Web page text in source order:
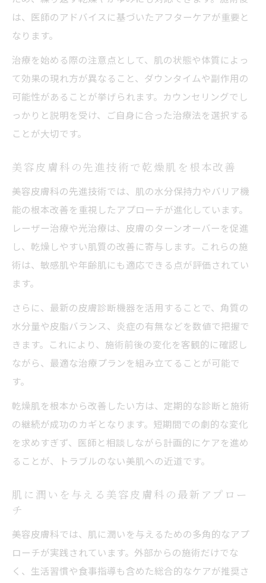
は、医師のアドバイスに基づいたアフターケアが重要と
なります。
治療を始める際の注意点として、肌の状態や体質によっ
て効果の現れ方が異なること、ダウンタイムや副作用の
可能性があることが挙げられます。カウンセリングでし
っかりと説明を受け、ご自身に合った治療法を選択する
ことが大切です。
美容皮膚科の先進技術で乾燥肌を根本改善
美容皮膚科の先進技術では、肌の水分保持力やバリア機
能の根本改善を重視したアプローチが進化しています。
レーザー治療や光治療は、皮膚のターンオーバーを促進
し、乾燥しやすい肌質の改善に寄与します。これらの施
術は、敏感肌や年齢肌にも適応できる点が評価されてい
ます。
さらに、最新の皮膚診断機器を活用することで、角質の
水分量や皮脂バランス、炎症の有無などを数値で把握で
きます。これにより、施術前後の変化を客観的に確認し
ながら、最適な治療プランを組み立てることが可能で
す。
乾燥肌を根本から改善したい方は、定期的な診断と施術
の継続が成功のカギとなります。短期間での劇的な変化
を求めすぎず、医師と相談しながら計画的にケアを進め
ることが、トラブルのない美肌への近道です。
肌に潤いを与える美容皮膚科の最新アプロー
チ
美容皮膚科では、肌に潤いを与えるための多角的なアプ
ローチが実践されています。外部からの施術だけでな
く、生活習慣や食事指導も含めた総合的なケアが推奨さ